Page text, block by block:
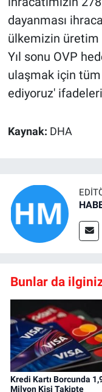
dayanması
ülkemizin üretim
Yıl sonu OVP
ulaşmak için
ediyoruz'
Kaynak: DHA
Bunlar da
Kredi Kartı Borcunda
Milyon Kişi Takipte